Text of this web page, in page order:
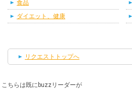
食品
ダイエット、健康
リクエストトップへ
こちらは既にbuzzリーダーが